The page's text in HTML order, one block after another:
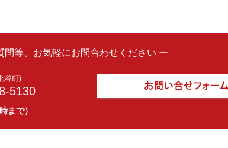
等、お気軽にお問合わせください ー
谷町)
5130
で）